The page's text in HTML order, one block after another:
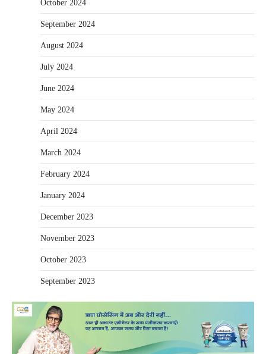
October 2024
September 2024
August 2024
July 2024
June 2024
May 2024
April 2024
March 2024
February 2024
January 2024
December 2023
November 2023
October 2023
September 2023